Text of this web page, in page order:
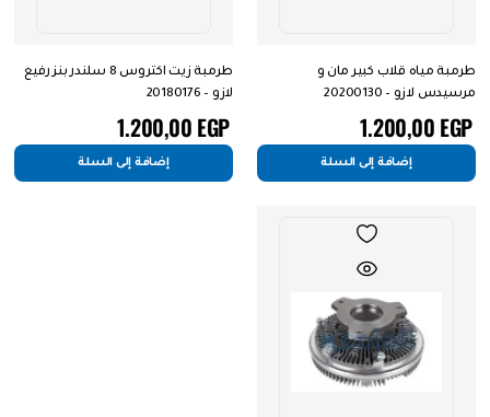
طرمبة مياه قلاب كبير مان و
مرسيدس لازو – 20200130
1.200,00EGP
إضافة إلى السلة
طرمبة زيت اكتروس 8 سلندر بنز رفيع
لازو – 20180176
1.200,00EGP
إضافة إلى السلة